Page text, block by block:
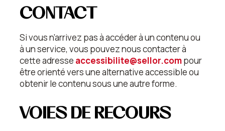
CONTACT
Si vous n’arrivez pas à accéder à un contenu ou
à un service, vous pouvez nous contacter à
cette adresse accessibilite@sellor.compour
être orienté vers une alternative accessible ou
obtenir le contenu sous une autre forme.
VOIES DE RECOURS